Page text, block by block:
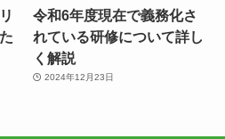
令和6年度現在で義務化さ
れている研修について詳し
く解説
2024年12月23日